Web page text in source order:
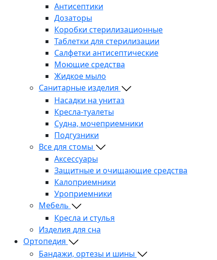
Антисептики
Дозаторы
Коробки стерилизационные
Таблетки для стерилизации
Салфетки антисептические
Моющие средства
Жидкое мыло
Санитарные изделия
Насадки на унитаз
Кресла-туалеты
Судна, мочеприемники
Подгузники
Все для стомы
Аксессуары
Защитные и очищающие средства
Калоприемники
Уроприемники
Мебель
Кресла и стулья
Изделия для сна
Ортопедия
Бандажи, ортезы и шины